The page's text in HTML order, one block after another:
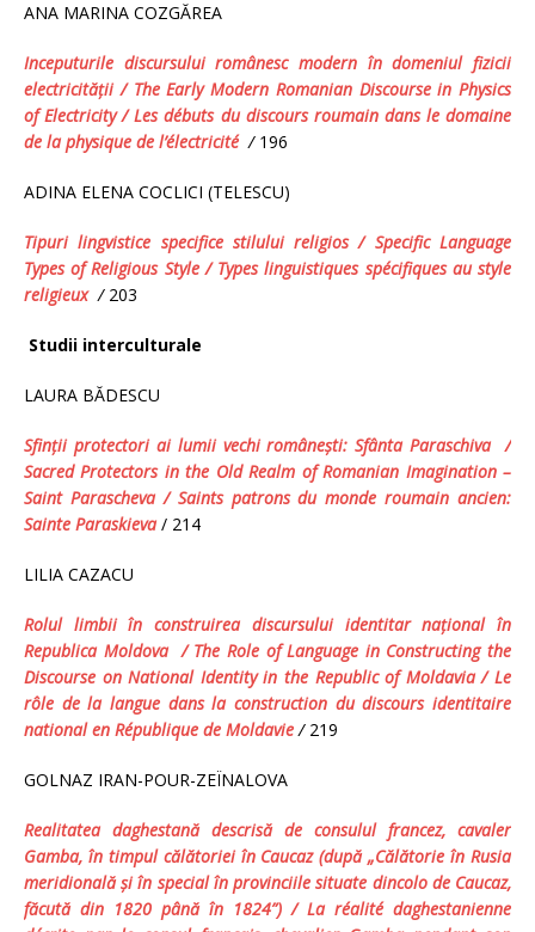
ANA MARINA COZGĂREA
Inceputurile discursului românesc modern în domeniul fizicii
electricităţii / The Early Modern Romanian Discourse in Physics
of Electricity / Les débuts du discours roumain dans le domaine
de la physique de l’électricité /196
ADINA ELENA COCLICI (TELESCU)
Tipuri lingvistice specifice stilului religios/ Specific Language
Types of Religious Style / Types linguistiques spécifiques au style
religieux/ 203
Studii interculturale
LAURA BĂDESCU
Sfinţii protectori ai lumii vechi româneşti: Sfânta Paraschiva /
Sacred Protectors in the Old Realm of Romanian Imagination –
Saint Parascheva/ Saints patrons du monde roumain ancien:
Sainte Paraskieva / 214
LILIA CAZACU
Rolul limbii în construirea discursului identitar naţional în
Republica Moldova / The Role of Language in Constructing the
Discourse on National Identity in the Republic of Moldavia / Le
rôle de la langue dans la construction du discours identitaire
national en République de Moldavie/219
GOLNAZ IRAN-POUR-ZEΪNALOVA
Realitatea daghestană descrisă de consulul francez, cavaler
Gamba, în timpul călătoriei în Caucaz (după „Călătorie în Rusia
meridională şi în special în provinciile situate dincolo de Caucaz,
făcută din 1820 până în 1824”) / La réalité daghestanienne